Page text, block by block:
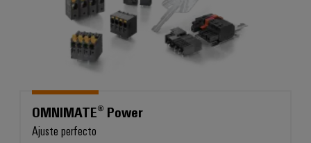
OMNIMATE® Power
Ajuste perfecto